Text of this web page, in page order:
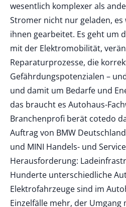
wesentlich komplexer als
Stromer nicht nur geladen,
ihnen gearbeitet. Es geht um
mit der Elektromobilität,
Reparaturprozesse, die
Gefährdungspotenzialen –
und damit um Bedarfe und
das braucht es Autohaus-
Branchenprofi berät cotedo
Auftrag von BMW
und MINI Handels- und
Herausforderung:
Hunderte unterschiedliche
Elektrofahrzeuge sind im
Einzelfälle mehr, der Umgang